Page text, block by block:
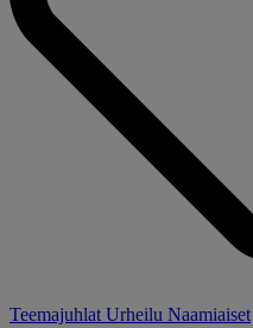
Teemajuhlat Urheilu Naamiaiset